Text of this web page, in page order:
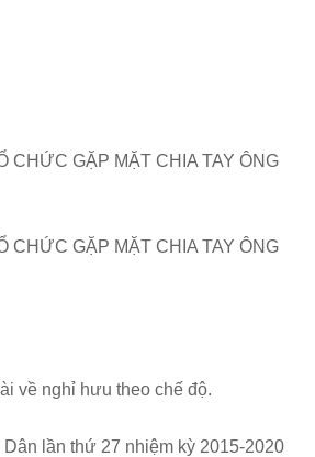
CHỨC GẶP MẶT CHIA TAY ÔNG
CHỨC GẶP MẶT CHIA TAY ÔNG
về nghỉ hưu theo chế độ.
lần thứ 27 nhiệm kỳ 2015-2020